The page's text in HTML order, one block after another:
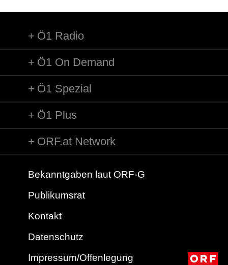
Ö1 Radio
Ö1 On Demand
Ö1 Spezial
Ö1 Plus
ORF.at Network
Bekanntgaben laut ORF-G
Publikumsrat
Kontakt
Datenschutz
Impressum/Offenlegung